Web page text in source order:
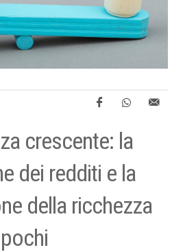
crescente: la
dei redditi e la
della ricchezza